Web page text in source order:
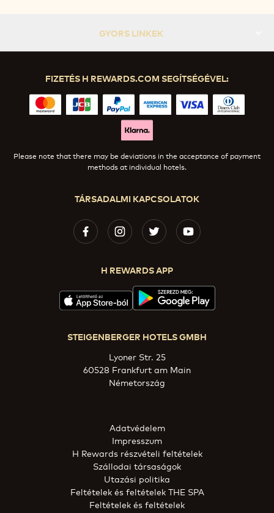
GYORS LINKEK
TÁRSADALMI KAPCSOLATOK
H REWARDS APP
FIZETÉS H REWARDS.COM SEGÍTSÉGÉVEL:
Please note that there may be deviations in the acceptance of payment
methods at individual hotels.
STEIGENBERGER HOTELS GMBH
Lyoner Str. 25
60528 Frankfurt am Main
Németország
Adatvédelem
Impresszum
H Rewards részvételi feltételek
Szállodai társaságok
Utazási politika
Feltételek és feltételek THE SPA
Feltételek és feltételek